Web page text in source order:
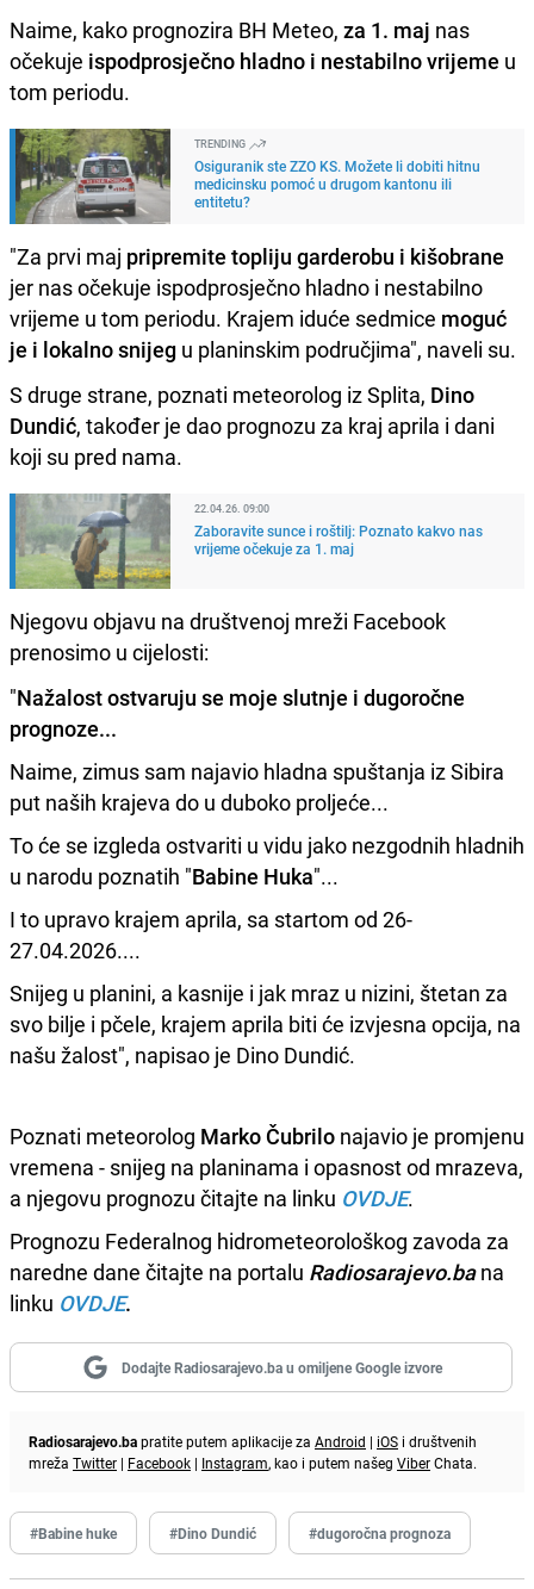
Naime, kako prognozira BH Meteo, za 1. maj nas
očekuje ispodprosječno hladno i nestabilno vrijeme u
tom periodu.
TRENDING
Osiguranik ste ZZO KS. Možete li dobiti hitnu
medicinsku pomoć u drugom kantonu ili
entitetu?
"Za prvi maj pripremite topliju garderobu i kišobrane
jer nas očekuje ispodprosječno hladno i nestabilno
vrijeme u tom periodu. Krajem iduće sedmice moguć
je i lokalno snijeg u planinskim područjima", naveli su.
S druge strane, poznati meteorolog iz Splita, Dino
Dundić, također je dao prognozu za kraj aprila i dani
koji su pred nama.
22.04.26. 09:00
Zaboravite sunce i roštilj: Poznato kakvo nas
vrijeme očekuje za 1. maj
Njegovu objavu na društvenoj mreži Facebook
prenosimo u cijelosti:
"Nažalost ostvaruju se moje slutnje i dugoročne
prognoze...
Naime, zimus sam najavio hladna spuštanja iz Sibira
put naših krajeva do u duboko proljeće...
To će se izgleda ostvariti u vidu jako nezgodnih hladnih
u narodu poznatih "Babine Huka"...
I to upravo krajem aprila, sa startom od 26-
27.04.2026....
Snijeg u planini, a kasnije i jak mraz u nizini, štetan za
svo bilje i pčele, krajem aprila biti će izvjesna opcija, na
našu žalost", napisao je Dino Dundić.
Poznati meteorolog Marko Čubrilo najavio je promjenu
vremena - snijeg na planinama i opasnost od mrazeva,
a njegovu prognozu čitajte na linku OVDJE.
Prognozu Federalnog hidrometeorološkog zavoda za
naredne dane čitajte na portalu Radiosarajevo.bana
linku OVDJE.
Dodajte Radiosarajevo.ba u omiljene Google izvore
Radiosarajevo.bapratite putem aplikacije za Android | iOS i društvenih
mreža Twitter | Facebook | Instagram, kao i putem našeg ViberChata.
#Babine huke #Dino Dundić #dugoročna prognoza